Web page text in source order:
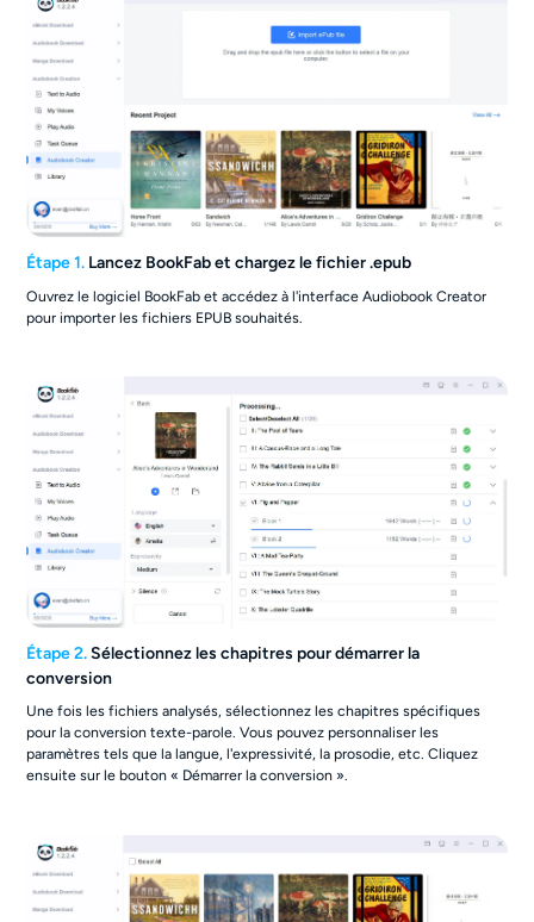
Étape 1. Lancez BookFab et chargez le fichier .epub
Ouvrez le logiciel BookFab et accédez à l'interface Audiobook Creator
pour importer les fichiers EPUB souhaités.
Étape 2.Sélectionnez les chapitres pour démarrer la
conversion
Une fois les fichiers analysés, sélectionnez les chapitres spécifiques
pour la conversion texte-parole. Vous pouvez personnaliser les
paramètres tels que la langue, l'expressivité, la prosodie, etc. Cliquez
ensuite sur le bouton « Démarrer la conversion ».